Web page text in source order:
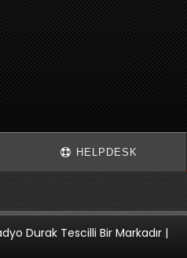
Durak Tescilli Bir Markadır |